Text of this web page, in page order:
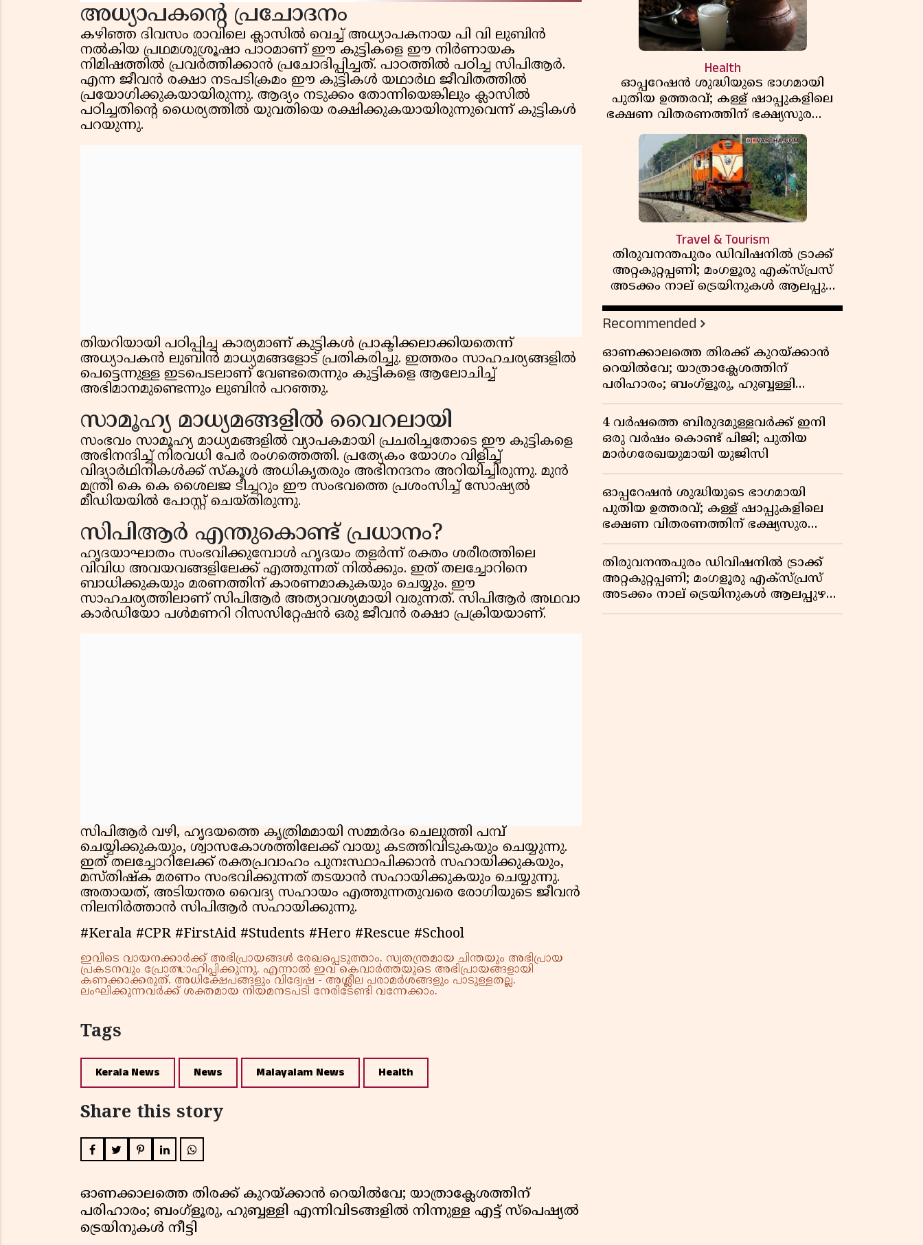
അധ്യാപകന്റെ പ്രചോദനം
കഴിഞ്ഞ ദിവസം രാവിലെ ക്ലാസില്‍ വെച്ച് അധ്യാപകനായ പി വി ലുബിന്‍
നല്‍കിയ പ്രഥമശുശ്രൂഷാ പാഠമാണ് ഈ കുട്ടികളെ ഈ നിര്‍ണായക
നിമിഷത്തില്‍ പ്രവര്‍ത്തിക്കാന്‍ പ്രചോദിപ്പിച്ചത്. പാഠത്തില്‍ പഠിച്ച സിപിആര്‍.
എന്ന ജീവന്‍ രക്ഷാ നടപടിക്രമം ഈ കുട്ടികള്‍ യഥാര്‍ഥ ജീവിതത്തില്‍
പ്രയോഗിക്കുകയായിരുന്നു. ആദ്യം നടുക്കം തോന്നിയെങ്കിലും ക്ലാസില്‍
പഠിച്ചതിന്റെ ധൈര്യത്തില്‍ യുവതിയെ രക്ഷിക്കുകയായിരുന്നുവെന്ന് കുട്ടികള്‍
പറയുന്നു.
തിയറിയായി പഠിപ്പിച്ച കാര്യമാണ് കുട്ടികള്‍ പ്രാക്ടിക്കലാക്കിയതെന്ന്
അധ്യാപകന്‍ ലുബിന്‍ മാധ്യമങ്ങളോട് പ്രതികരിച്ചു. ഇത്തരം സാഹചര്യങ്ങളില്‍
പെട്ടെന്നുള്ള ഇടപെടലാണ് വേണ്ടതെന്നും കുട്ടികളെ ആലോചിച്ച്
അഭിമാനമുണ്ടെന്നും ലുബിന്‍ പറഞ്ഞു.
സാമൂഹ്യ മാധ്യമങ്ങളില്‍ വൈറലായി
സംഭവം സാമൂഹ്യ മാധ്യമങ്ങളില്‍ വ്യാപകമായി പ്രചരിച്ചതോടെ ഈ കുട്ടികളെ
അഭിനന്ദിച്ച് നിരവധി പേര്‍ രംഗത്തെത്തി. പ്രത്യേകം യോഗം വിളിച്ച്
വിദ്യാര്‍ഥിനികള്‍ക്ക് സ്‌കൂള്‍ അധികൃതരും അഭിനന്ദനം അറിയിച്ചിരുന്നു. മുന്‍
മന്ത്രി കെ കെ ശൈലജ ടീച്ചറും ഈ സംഭവത്തെ പ്രശംസിച്ച് സോഷ്യല്‍
മീഡിയയില്‍ പോസ്റ്റ് ചെയ്തിരുന്നു.
സിപിആര്‍ എന്തുകൊണ്ട് പ്രധാനം?
ഹൃദയാഘാതം സംഭവിക്കുമ്പോള്‍ ഹൃദയം തളര്‍ന്ന് രക്തം ശരീരത്തിലെ
വിവിധ അവയവങ്ങളിലേക്ക് എത്തുന്നത് നില്‍ക്കും. ഇത് തലച്ചോറിനെ
ബാധിക്കുകയും മരണത്തിന് കാരണമാകുകയും ചെയ്യും. ഈ
സാഹചര്യത്തിലാണ് സിപിആര്‍ അത്യാവശ്യമായി വരുന്നത്. സിപിആര്‍ അഥവാ
കാര്‍ഡിയോ പള്‍മണറി റിസസിറ്റേഷന്‍ ഒരു ജീവന്‍ രക്ഷാ പ്രക്രിയയാണ്.
സിപിആര്‍ വഴി, ഹൃദയത്തെ കൃത്രിമമായി സമ്മര്‍ദം ചെലുത്തി പമ്പ്
ചെയ്യിക്കുകയും, ശ്വാസകോശത്തിലേക്ക് വായു കടത്തിവിടുകയും ചെയ്യുന്നു.
ഇത് തലച്ചോറിലേക്ക് രക്തപ്രവാഹം പുനഃസ്ഥാപിക്കാന്‍ സഹായിക്കുകയും,
മസ്തിഷ്‌ക മരണം സംഭവിക്കുന്നത് തടയാന്‍ സഹായിക്കുകയും ചെയ്യുന്നു.
അതായത്, അടിയന്തര വൈദ്യ സഹായം എത്തുന്നതുവരെ രോഗിയുടെ ജീവന്‍
നിലനിര്‍ത്താന്‍ സിപിആര്‍ സഹായിക്കുന്നു.
#Kerala #CPR #FirstAid #Students #Hero #Rescue #School
ഇവിടെ വായനക്കാർക്ക് അഭിപ്രായങ്ങൾ രേഖപ്പെടുത്താം. സ്വതന്ത്രമായ ചിന്തയും അഭിപ്രായ
പ്രകടനവും പ്രോത്സാഹിപ്പിക്കുന്നു. എന്നാൽ ഇവ കെവാർത്തയുടെ അഭിപ്രായങ്ങളായി
കണക്കാക്കരുത്. അധിക്ഷേപങ്ങളും വിദ്വേഷ - അശ്ലീല പരാമർശങ്ങളും പാടുള്ളതല്ല.
ലംഘിക്കുന്നവർക്ക് ശക്തമായ നിയമനടപടി നേരിടേണ്ടി വന്നേക്കാം.
Tags
Kerala News News Malayalam News Health
Share this story
ഓണക്കാലത്തെ തിരക്ക് കുറയ്ക്കാൻ റെയിൽവേ; യാത്രാക്ലേശത്തിന്
പരിഹാരം; ബംഗ്ളൂരു, ഹുബ്ബള്ളി എന്നിവിടങ്ങളിൽ നിന്നുള്ള എട്ട് സ്പെഷ്യൽ
ട്രെയിനുകൾ നീട്ടി
Health
ഓപ്പറേഷൻ ശുദ്ധിയുടെ ഭാഗമായി
പുതിയ ഉത്തരവ്; കള്ള് ഷാപ്പുകളിലെ
ഭക്ഷണ വിതരണത്തിന് ഭക്ഷ്യസുരക്ഷാ
ലൈസൻസ് നിർബന്ധമാക്കി
എക്സൈസ്
Travel & Tourism
തിരുവനന്തപുരം ഡിവിഷനിൽ ട്രാക്ക്
അറ്റകുറ്റപ്പണി; മംഗളൂരു എക്സ്പ്രസ്
അടക്കം നാല് ട്രെയിനുകൾ ആലപ്പുഴ
വഴി തിരിച്ചുവിടും
Recommended
ഓണക്കാലത്തെ തിരക്ക് കുറയ്ക്കാൻ
റെയിൽവേ; യാത്രാക്ലേശത്തിന്
പരിഹാരം; ബംഗ്ളൂരു, ഹുബ്ബള്ളി
എന്നിവിടങ്ങളിൽ നിന്നുള്ള എട്ട്
സ്പെഷ്യൽ ട്രെയിനുകൾ നീട്ടി
4 വർഷത്തെ ബിരുദമുള്ളവർക്ക് ഇനി
ഒരു വർഷം കൊണ്ട് പിജി; പുതിയ
മാർഗരേഖയുമായി യുജിസി
ഓപ്പറേഷൻ ശുദ്ധിയുടെ ഭാഗമായി
പുതിയ ഉത്തരവ്; കള്ള് ഷാപ്പുകളിലെ
ഭക്ഷണ വിതരണത്തിന് ഭക്ഷ്യസുരക്ഷാ
ലൈസൻസ് നിർബന്ധമാക്കി
എക്സൈസ്
തിരുവനന്തപുരം ഡിവിഷനിൽ ട്രാക്ക്
അറ്റകുറ്റപ്പണി; മംഗളൂരു എക്സ്പ്രസ്
അടക്കം നാല് ട്രെയിനുകൾ ആലപ്പുഴ
വഴി തിരിച്ചുവിടും